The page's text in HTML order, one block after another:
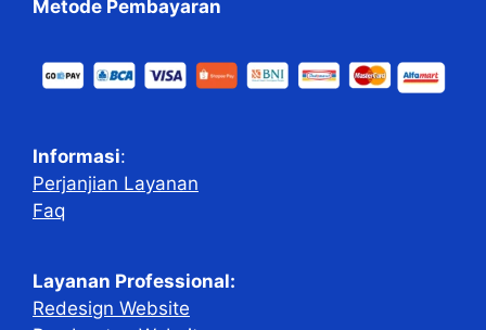
Metode Pembayaran
Informasi:
Perjanjian Layanan
Faq
Layanan Professional:
Redesign Website